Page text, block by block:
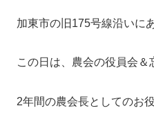
加東市の旧175号線沿いに
この日は、農会の役員会＆
2年間の農会長としてのお